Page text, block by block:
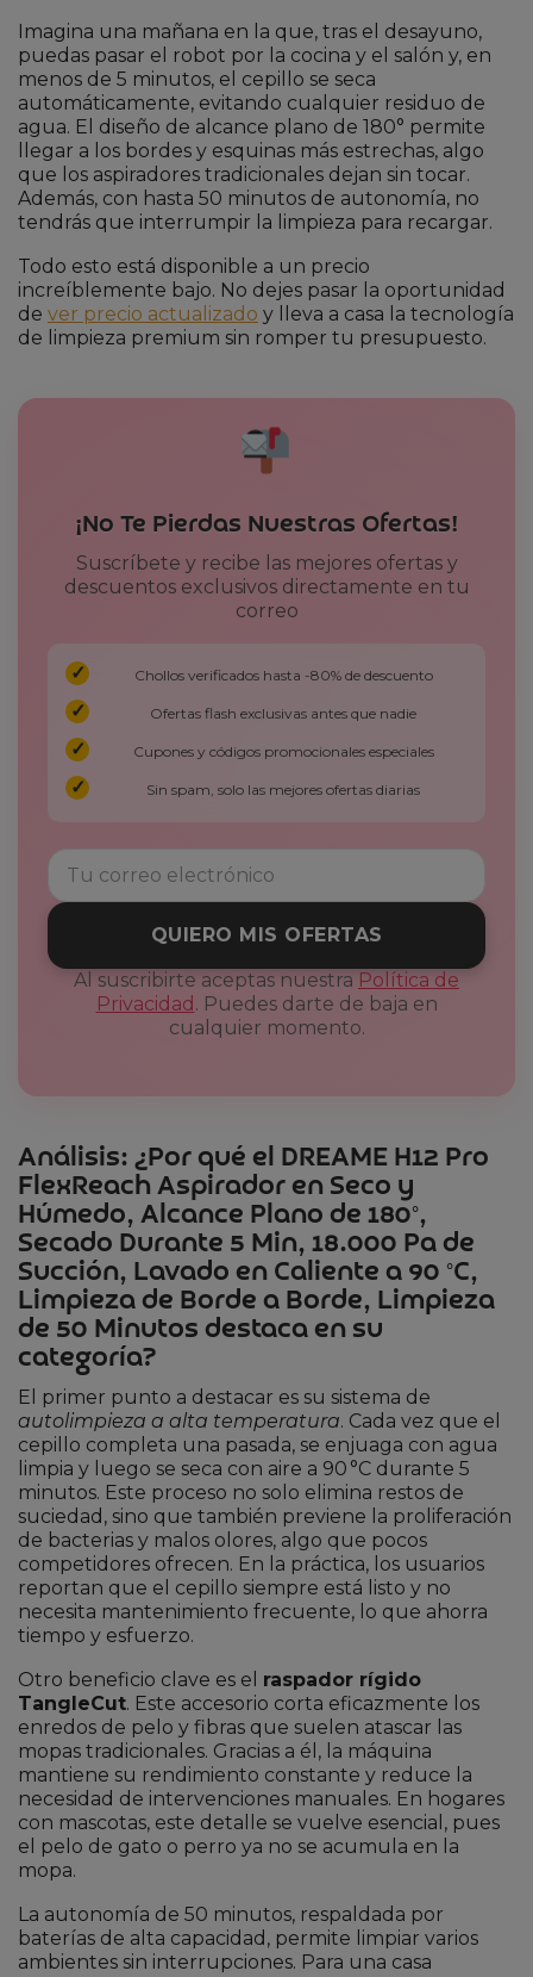
Imagina una mañana en la que, tras el desayuno,
puedas pasar el robot por la cocina y el salón y, en
menos de 5 minutos, el cepillo se seca
automáticamente, evitando cualquier residuo de
agua. El diseño de alcance plano de 180° permite
llegar a los bordes y esquinas más estrechas, algo
que los aspiradores tradicionales dejan sin tocar.
Además, con hasta 50 minutos de autonomía, no
tendrás que interrumpir la limpieza para recargar.
Todo esto está disponible a un precio
increíblemente bajo. No dejes pasar la oportunidad
de ver precio actualizado y lleva a casa la tecnología
de limpieza premium sin romper tu presupuesto.
¡No Te Pierdas Nuestras Ofertas!
Suscríbete y recibe las mejores ofertas y
descuentos exclusivos directamente en tu
correo
Chollos verificados hasta -80% de descuento
Ofertas flash exclusivas antes que nadie
Cupones y códigos promocionales especiales
Sin spam, solo las mejores ofertas diarias
QUIERO MIS OFERTAS
Al suscribirte aceptas nuestra Política de
Privacidad . Puedes darte de baja en
cualquier momento.
Análisis: ¿Por qué el DREAME H12 Pro
FlexReach Aspirador en Seco y
Húmedo, Alcance Plano de 180°,
Secado Durante 5 Min, 18.000 Pa de
Succión, Lavado en Caliente a 90 °C,
Limpieza de Borde a Borde, Limpieza
de 50 Minutos destaca en su
categoría?
El primer punto a destacar es su sistema de
autolimpieza a alta temperatura. Cada vez que el
cepillo completa una pasada, se enjuaga con agua
limpia y luego se seca con aire a 90 °C durante 5
minutos. Este proceso no solo elimina restos de
suciedad, sino que también previene la proliferación
de bacterias y malos olores, algo que pocos
competidores ofrecen. En la práctica, los usuarios
reportan que el cepillo siempre está listo y no
necesita mantenimiento frecuente, lo que ahorra
tiempo y esfuerzo.
Otro beneficio clave es el raspador rígido
TangleCut. Este accesorio corta eficazmente los
enredos de pelo y fibras que suelen atascar las
mopas tradicionales. Gracias a él, la máquina
mantiene su rendimiento constante y reduce la
necesidad de intervenciones manuales. En hogares
con mascotas, este detalle se vuelve esencial, pues
el pelo de gato o perro ya no se acumula en la
mopa.
La autonomía de 50 minutos, respaldada por
baterías de alta capacidad, permite limpiar varios
ambientes sin interrupciones. Para una casa